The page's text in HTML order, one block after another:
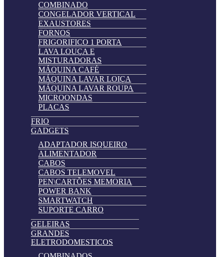
COMBINADO
CONGELADOR VERTICAL
EXAUSTORES
FORNOS
FRIGORIFICO 1 PORTA
LAVA LOUÇA E
MISTURADORAS
MÁQUINA CAFÉ
MÁQUINA LAVAR LOIÇA
MÁQUINA LAVAR ROUPA
MICROONDAS
PLACAS
FRIO
GADGETS
ADAPTADOR ISQUEIRO
ALIMENTADOR
CABOS
CABOS TELEMOVEL
PEN\CARTÕES MEMORIA
POWER BANK
SMARTWATCH
SUPORTE CARRO
GELEIRAS
GRANDES
ELETRODOMESTICOS